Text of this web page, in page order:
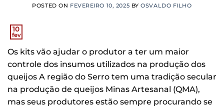
POSTED ON FEVEREIRO 10, 2025 BYOSVALDO FILHO
10
fev
Os kits vão ajudar o produtor a ter um maior
controle dos insumos utilizados na produção dos
queijos A região do Serro tem uma tradição secular
na produção de queijos Minas Artesanal (QMA),
mas seus produtores estão sempre procurando se